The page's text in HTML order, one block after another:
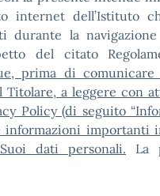
internet dell’Istituto
durante la navigazione
del citato
prima di comunicare
Titolare, a leggere con
Policy (di seguito
informazioni importanti
dati personali. La